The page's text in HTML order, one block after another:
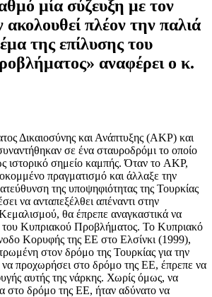
μία σύζευξη με τον
ακολουθεί πλέον την παλιά
της επίλυσης του
αναφέρει ο κ.
Δικαιοσύνης και Ανάπτυξης (AKP) και
σε ένα σταυροδρόμι το οποίο
ιστορικό σημείο καμπής. Όταν το AKP,
πραγματισμό και άλλαξε την
της υποψηφιότητας της Τουρκίας
να ανταπεξέλθει απέναντι στην
Κεμαλισμού, θα έπρεπε αναγκαστικά να
του Κυπριακού Προβλήματος. Το Κυπριακό
Κορυφής της ΕΕ στο Ελσίνκι (1999),
στον δρόμο της Τουρκίας για την
προχωρήσει στο δρόμο της ΕΕ, έπρεπε να
αυτής της νάρκης. Χωρίς όμως, να
στο δρόμο της ΕΕ, ήταν αδύνατο να